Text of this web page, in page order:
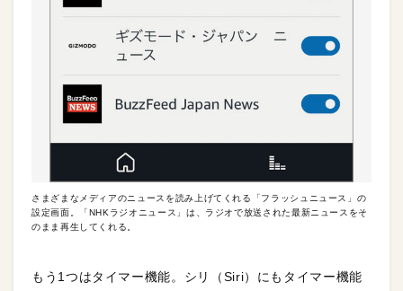
さまざまなメディアのニュースを読み上げてくれる「フラッシュニュース」の
設定画面。「NHKラジオニュース」は、ラジオで放送された最新ニュースをそ
のまま再生してくれる。
もう1つはタイマー機能。シリ（Siri）にもタイマー機能